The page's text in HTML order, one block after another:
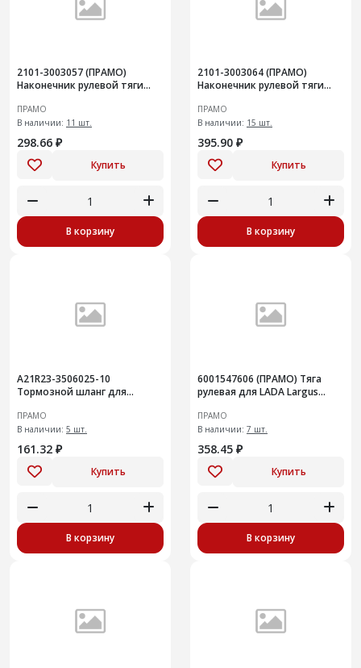
2101-3003057 (ПРАМО)
Наконечник рулевой тяги
наружный
ПРАМО
В наличии: 11 шт.
298.66 ₽
Купить
В корзину
2101-3003064 (ПРАМО)
Наконечник рулевой тяги
левый
ПРАМО
В наличии: 15 шт.
395.90 ₽
Купить
В корзину
A21R23-3506025-10
Тормозной шланг для
ПРАМО
В наличии: 5 шт.
161.32 ₽
Купить
В корзину
6001547606 (ПРАМО) Тяга
рулевая для LADA Largus
ПРАМО
В наличии: 7 шт.
358.45 ₽
Купить
В корзину